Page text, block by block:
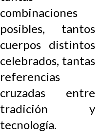
combinaciones
posibles, tantos
cuerpos distintos
celebrados, tantas
referencias
cruzadas entre
tradición y
tecnología.